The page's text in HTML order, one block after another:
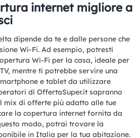
internet migliore a
dipende da te e dalle persone che
Wi-Fi. Ad esempio, potresti
Wi-Fi per la casa, ideale per
mentre ti potrebbe servire una
e tablet da utilizzare
di OffertaSuper.it sapranno
mix di offerte più adatto alle tue
la copertura internet fornita da
modo, potrai trovare la
in Italia per la tua abitazione.